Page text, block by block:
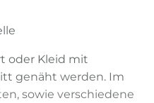
oder Kleid mit
genäht werden. Im
sowie verschiedene